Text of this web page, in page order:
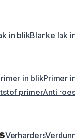
in blikBlanke lak
in blikPrimer
primerAnti
Verharders